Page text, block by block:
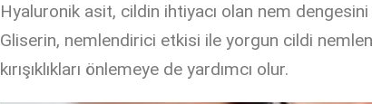
Hyaluronik asit, cildin ihtiyacı olan nem dengesini
Gliserin, nemlendirici etkisi ile yorgun cildi
kırışıklıkları önlemeye de yardımcı olur.